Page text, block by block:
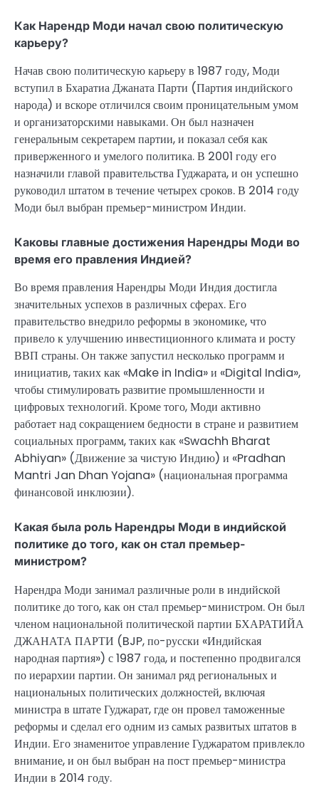
Как Нарендр Моди начал свою политическую
карьеру?
Начав свою политическую карьеру в 1987 году, Моди
вступил в Бхаратиа Джаната Парти (Партия индийского
народа) и вскоре отличился своим проницательным умом
и организаторскими навыками. Он был назначен
генеральным секретарем партии, и показал себя как
приверженного и умелого политика. В 2001 году его
назначили главой правительства Гуджарата, и он успешно
руководил штатом в течение четырех сроков. В 2014 году
Моди был выбран премьер-министром Индии.
Каковы главные достижения Нарендры Моди во
время его правления Индией?
Во время правления Нарендры Моди Индия достигла
значительных успехов в различных сферах. Его
правительство внедрило реформы в экономике, что
привело к улучшению инвестиционного климата и росту
ВВП страны. Он также запустил несколько программ и
инициатив, таких как «Make in India» и «Digital India»,
чтобы стимулировать развитие промышленности и
цифровых технологий. Кроме того, Моди активно
работает над сокращением бедности в стране и развитием
социальных программ, таких как «Swachh Bharat
Abhiyan» (Движение за чистую Индию) и «Pradhan
Mantri Jan Dhan Yojana» (национальная программа
финансовой инклюзии).
Какая была роль Нарендры Моди в индийской
политике до того, как он стал премьер-
министром?
Нарендра Моди занимал различные роли в индийской
политике до того, как он стал премьер-министром. Он был
членом национальной политической партии БХАРАТИЙА
ДЖАНАТА ПАРТИ (BJP, по-русски «Индийская
народная партия») с 1987 года, и постепенно продвигался
по иерархии партии. Он занимал ряд региональных и
национальных политических должностей, включая
министра в штате Гуджарат, где он провел таможенные
реформы и сделал его одним из самых развитых штатов в
Индии. Его знаменитое управление Гуджаратом привлекло
внимание, и он был выбран на пост премьер-министра
Индии в 2014 году.